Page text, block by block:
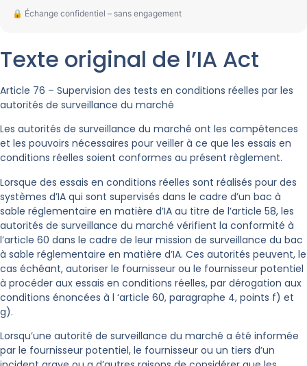
Texte original de l’IA Act
Article 76 – Supervision des tests en conditions réelles par les
autorités de surveillance du marché
Les autorités de surveillance du marché ont les compétences
et les pouvoirs nécessaires pour veiller à ce que les essais en
conditions réelles soient conformes au présent règlement.
Lorsque des essais en conditions réelles sont réalisés pour des
systèmes d’IA qui sont supervisés dans le cadre d’un bac à
sable réglementaire en matière d’IA au titre de l’article 58, les
autorités de surveillance du marché vérifient la conformité à
l’article 60 dans le cadre de leur mission de surveillance du bac
à sable réglementaire en matière d’IA. Ces autorités peuvent, le
cas échéant, autoriser le fournisseur ou le fournisseur potentiel
à procéder aux essais en conditions réelles, par dérogation aux
conditions énoncées à l ‘article 60, paragraphe 4, points f) et
g).
Lorsqu’une autorité de surveillance du marché a été informée
par le fournisseur potentiel, le fournisseur ou un tiers d’un